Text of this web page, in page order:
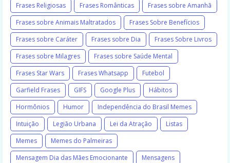
Frases Religiosas
Frases Românticas
Frases sobre Amanhã
Frases sobre Animais Maltratados
Frases Sobre Benefícios
Frases sobre Caráter
Frases sobre Dia
Frases Sobre Livros
Frases sobre Milagres
Frases sobre Saúde Mental
Frases Star Wars
Frases Whatsapp
Futebol
Garfield Frases
GIFS Google Plus
Hábitos
Hormônios
Humor
Independência do Brasil Memes
Intuição
Legião Urbana Lei da Atração
Listas
Memes
Memes do Palmeiras
Mensagem Dia das Mães Emocionante
Mensagens